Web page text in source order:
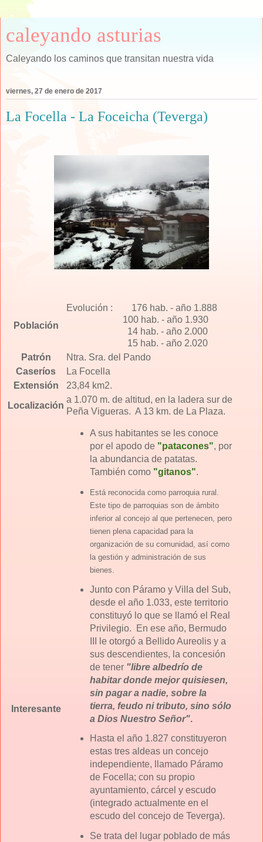
caleyando asturias
Caleyando los caminos que transitan nuestra vida
viernes, 27 de enero de 2017
La Focella - La Foceicha (Teverga)
Población
Evolución : 176 hab. - año 1.888
100 hab. - año 1.930
14 hab. - año 2.000
15 hab. - año 2.020
Patrón
Ntra. Sra. del Pando
Caseríos
La Focella
Extensión
23,84 km2.
Localización
a 1.070 m. de altitud, en la ladera sur de
Peña Vigueras. A 13 km. de La Plaza.
Interesante
A sus habitantes se les conoce
por el apodo de "patacones", por
la abundancia de patatas.
También como "gitanos".
Está reconocida como parroquia rural.
Este tipo de parroquias son de ámbito
inferior al concejo al que pertenecen, pero
tienen plena capacidad para la
organización de su comunidad, así como
la gestión y administración de sus
bienes.
Junto con Páramo y Villa del Sub,
desde el año 1.033, este territorio
constituyó lo que se llamó el Real
Privilegio. En ese año, Bermudo
III le otorgó a Bellido Aureolis y a
sus descendientes, la concesión
de tener "libre albedrío de
habitar donde mejor quisiesen,
sin pagar a nadie, sobre la
tierra, feudo ni tributo, sino sólo
a Dios Nuestro Señor".
Hasta el año 1.827 constituyeron
estas tres aldeas un concejo
independiente, llamado Páramo
de Focella; con su propio
ayuntamiento, cárcel y escudo
(integrado actualmente en el
escudo del concejo de Teverga).
Se trata del lugar poblado de más